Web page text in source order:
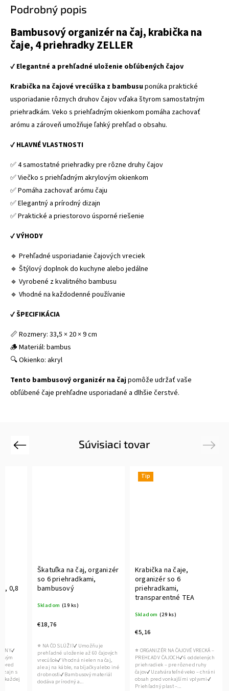
Podrobný popis
Bambusový organizér na čaj, krabička na
čaje, 4 priehradky ZELLER
✔ Elegantné a prehľadné uloženie obľúbených čajov
Krabička na čajové vrecúška z bambusuponúka praktické
usporiadanie rôznych druhov čajov vďaka štyrom samostatným
priehradkám. Veko s priehľadným okienkom pomáha zachovať
arómu a zároveň umožňuje ľahký prehľad o obsahu.
✔ HLAVNÉ VLASTNOSTI
✅ 4 samostatné priehradky pre rôzne druhy čajov
✅ Viečko s priehľadným akrylovým okienkom
✅ Pomáha zachovať arómu čaju
✅ Elegantný a prírodný dizajn
✅ Praktické a priestorovo úsporné riešenie
✔VÝHODY
🔹 Prehľadné usporiadanie čajových vreciek
🔹 Štýlový doplnok do kuchyne alebo jedálne
🔹 Vyrobené z kvalitného bambusu
🔹 Vhodné na každodenné používanie
✔ŠPECIFIKÁCIA
📏 Rozmery: 33,5 × 20 × 9 cm
🪵 Materiál: bambus
🔍 Okienko: akryl
Tento bambusový organizér na čajpomôže udržať vaše
obľúbené čaje prehľadne usporiadané a dlhšie čerstvé.
Súvisiaci tovar
Previous
0,8
pred
s
každej
Škatuľka na čaj, organizér
so 6 priehradkami,
bambusový
Skladom (19 ks)
€18,76
⭐ NA ČO SLÚŽI?✔ Umožňuje
prehľadné uloženie až 60 čajových
vrecúšok✔ Vhodná nielen na čaj,
ale aj na káble, nabíjačky alebo iné
drobnosti✔ Bambusový materiál
dodáva prírodný a...
Tip
Krabička na čaje,
organizér so 6
priehradkami,
transparentné TEA
Skladom (29 ks)
€5,16
⭐ ORGANIZÉR NA ČAJOVÉ VRECKÁ –
PREHĽAD V ČAJOCH✔ 6 oddelených
priehradiek – pre rôzne druhy
čajov✔ Uzatvárateľné veko – chráni
obsah pred vonkajšími vplyvmi✔
Priehľadný plast –...
Next